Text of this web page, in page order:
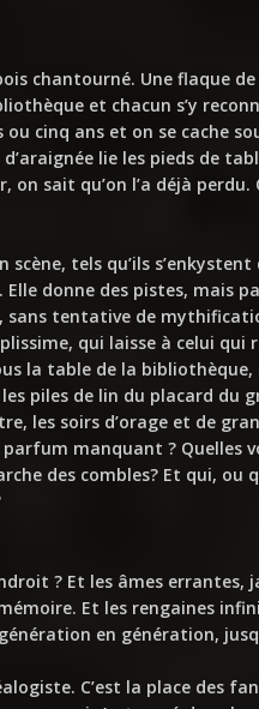
chantourné. Une flaque
et chacun s’y
cinq ans et on se cache
lie les pieds de
sait qu’on l’a déjà perdu.
tels qu’ils s’enkystent
donne des pistes, mais
sans tentative de
qui laisse à celui qui
la table de la bibliothèque,
piles de lin du placard du
les soirs d’orage et de
manquant ? Quelles
des combles? Et qui, ou
? Et les âmes errantes,
Et les rengaines
en génération,
C’est la place des